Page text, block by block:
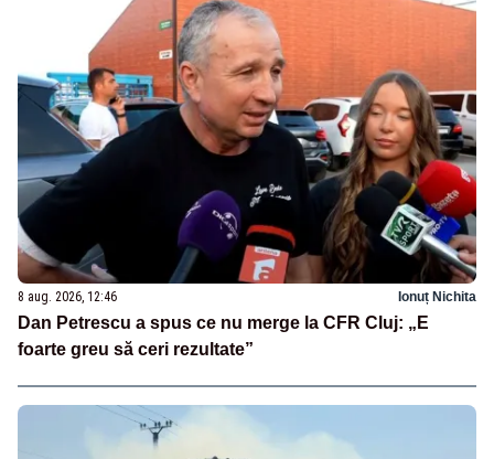
8 aug. 2026, 12:46 Ionuț Nichita
Dan Petrescu a spus ce nu merge la CFR Cluj: „E
foarte greu să ceri rezultate”